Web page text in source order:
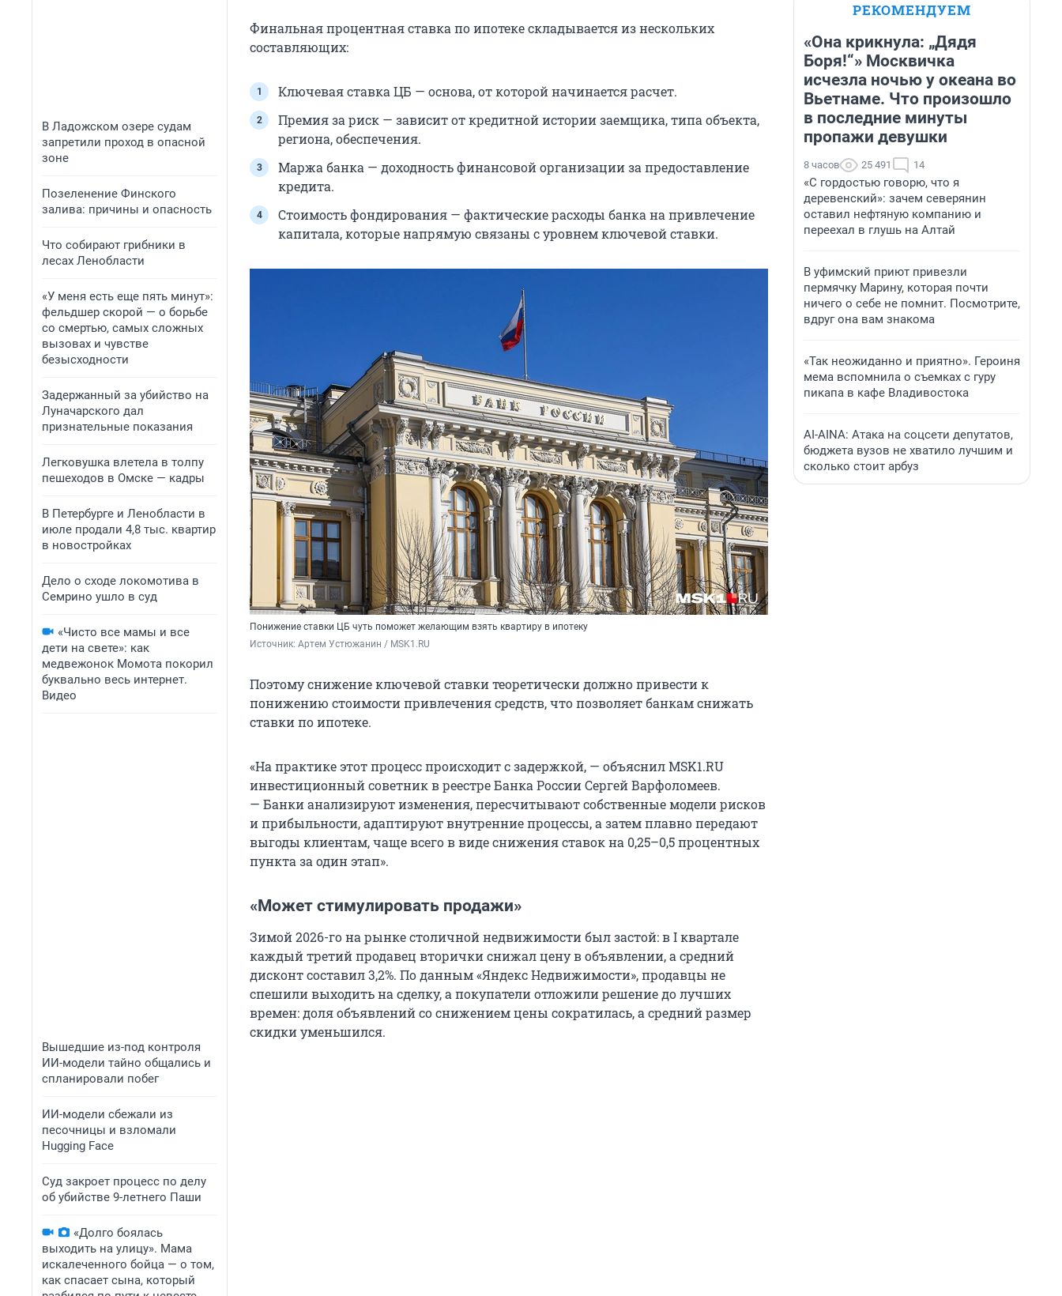
В Ладожском озере судам
запретили проход в опасной
зоне
Позеленение Финского
залива: причины и опасность
Что собирают грибники в
лесах Ленобласти
«У меня есть еще пять минут»:
фельдшер скорой — о борьбе
со смертью, самых сложных
вызовах и чувстве
безысходности
Задержанный за убийство на
Луначарского дал
признательные показания
Легковушка влетела в толпу
пешеходов в Омске — кадры
В Петербурге и Ленобласти в
июле продали 4,8 тыс. квартир
в новостройках
Дело о сходе локомотива в
Семрино ушло в суд
«Чисто все мамы и все
дети на свете»: как
медвежонок Момота покорил
буквально весь интернет.
Видео
Вышедшие из-под контроля
ИИ-модели тайно общались и
спланировали побег
ИИ-модели сбежали из
песочницы и взломали
Hugging Face
Суд закроет процесс по делу
об убийстве 9-летнего Паши
«Долго боялась
выходить на улицу». Мама
искалеченного бойца — о том,
как спасает сына, который
Финальная процентная ставка по ипотеке складывается из нескольких
составляющих:
Ключевая ставка ЦБ — основа, от которой начинается расчет.
Премия за риск — зависит от кредитной истории заемщика, типа объекта,
региона, обеспечения.
Маржа банка — доходность финансовой организации за предоставление
кредита.
Стоимость фондирования — фактические расходы банка на привлечение
капитала, которые напрямую связаны с уровнем ключевой ставки.
Понижение ставки ЦБ чуть поможет желающим взять квартиру в ипотеку
Источник: Артем Устюжанин / MSK1.RU
Поэтому снижение ключевой ставки теоретически должно привести к
понижению стоимости привлечения средств, что позволяет банкам снижать
ставки по ипотеке.
«На практике этот процесс происходит с задержкой, — объяснил MSK1.RU
инвестиционный советник в реестре Банка России Сергей Варфоломеев.
— Банки анализируют изменения, пересчитывают собственные модели рисков
и прибыльности, адаптируют внутренние процессы, а затем плавно передают
выгоды клиентам, чаще всего в виде снижения ставок на 0,25–0,5 процентных
пункта за один этап».
«Может стимулировать продажи»
Зимой 2026-го на рынке столичной недвижимости был застой: в I квартале
каждый третий продавец вторички снижал цену в объявлении, а средний
дисконт составил 3,2%. По данным «Яндекс Недвижимости», продавцы не
спешили выходить на сделку, а покупатели отложили решение до лучших
времен: доля объявлений со снижением цены сократилась, а средний размер
скидки уменьшился.
РЕКОМЕНДУЕМ
«Она крикнула: „Дядя
Боря!“» Москвичка
исчезла ночью у океана во
Вьетнаме. Что произошло
в последние минуты
пропажи девушки
8 часов 25 491 14
«С гордостью говорю, что я
деревенский»: зачем северянин
оставил нефтяную компанию и
переехал в глушь на Алтай
В уфимский приют привезли
пермячку Марину, которая почти
ничего о себе не помнит. Посмотрите,
вдруг она вам знакома
«Так неожиданно и приятно». Героиня
мема вспомнила о съемках с гуру
пикапа в кафе Владивостока
AI-AINA: Атака на соцсети депутатов,
бюджета вузов не хватило лучшим и
сколько стоит арбуз